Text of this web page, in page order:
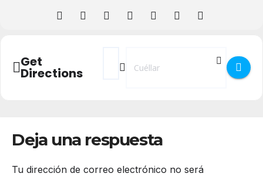
Get
Directions
Address - El cine continúa en la Sala
Destination Address - El cine
Deja una respuesta
Tu dirección de correo electrónico no será